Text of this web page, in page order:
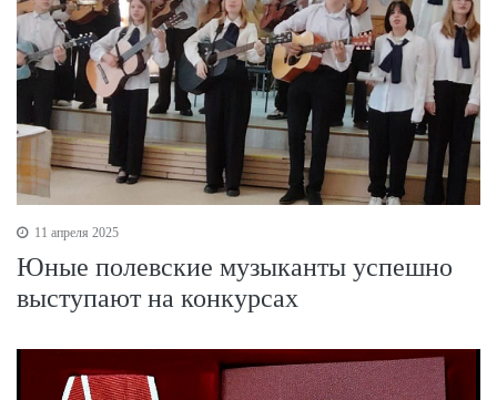
11 апреля 2025
Юные полевские музыканты успешно
выступают на конкурсах